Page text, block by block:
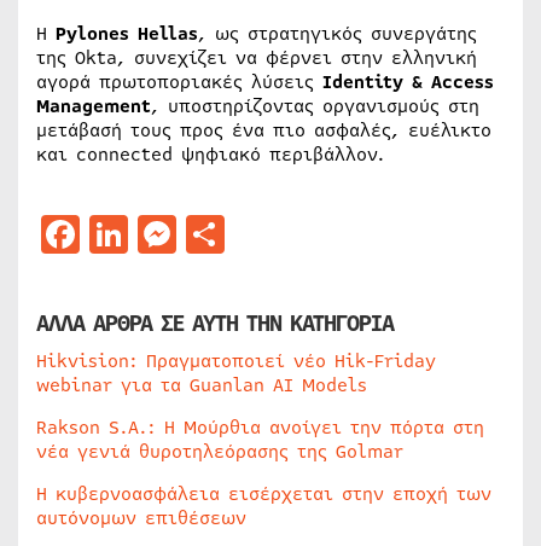
Η Pylones Hellas, ως στρατηγικός συνεργάτης
της Okta, συνεχίζει να φέρνει στην ελληνική
αγορά πρωτοποριακές λύσεις Identity & Access
Management, υποστηρίζοντας οργανισμούς στη
μετάβασή τους προς ένα πιο ασφαλές, ευέλικτο
και connected ψηφιακό περιβάλλον.
Facebook
LinkedIn
Messenger
ΑΛΛΑ ΑΡΘΡΑ ΣΕ ΑΥΤΗ ΤΗΝ ΚΑΤΗΓΟΡΙΑ
Hikvision: Πραγματοποιεί νέο Hik-Friday
webinar για τα Guanlan AI Models
Rakson S.A.: Η Μούρθια ανοίγει την πόρτα στη
νέα γενιά θυροτηλεόρασης της Golmar
Η κυβερνοασφάλεια εισέρχεται στην εποχή των
αυτόνομων επιθέσεων